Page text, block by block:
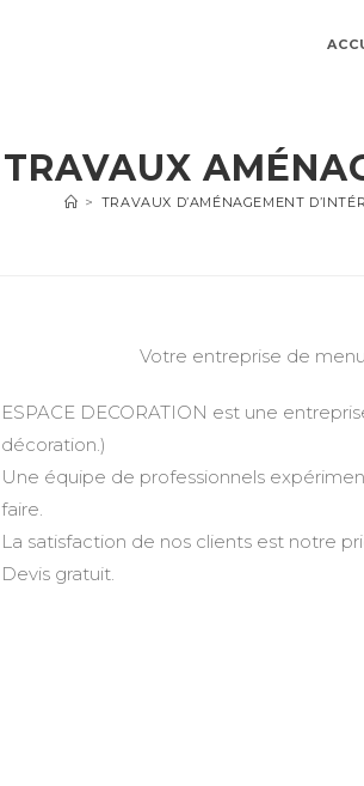
TRAVAUX
> TRAVAUX D’AMÉNAGEMENT
Votre entreprise de
ESPACE DECORATION est une
décoration.)
Une équipe de professionnels
faire.
La satisfaction de nos clients est notre
Devis gratuit.